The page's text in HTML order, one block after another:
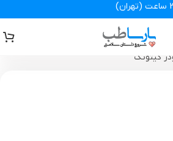
انواع پانسمان زخم
پودر
کیتوتک